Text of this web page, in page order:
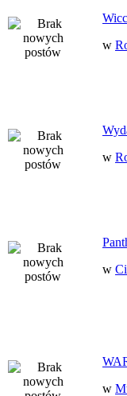
w
w
w
w